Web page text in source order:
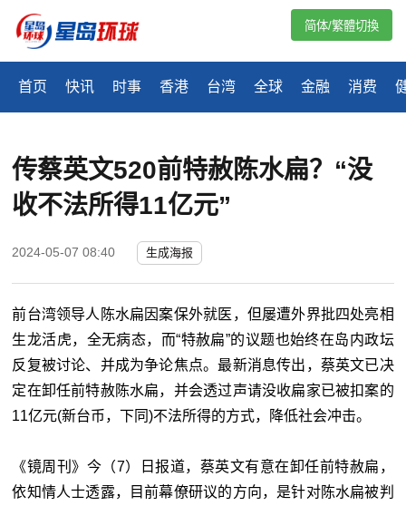
首页 快讯 时事 香港 台湾 全球 金融 消费
简体/繁體切換
传蔡英文520前特赦陈水扁？“没
收不法所得11亿元”
2024-05-07 08:40 生成海报
前台湾领导人陈水扁因案保外就医，但屡遭外界批四处亮相
生龙活虎，全无病态，而“特赦扁”的议题也始终在岛内政坛
反复被讨论、并成为争论焦点。最新消息传出，蔡英文已决
定在卸任前特赦陈水扁，并会透过声请没收扁家已被扣案的
11亿元(新台币，下同)不法所得的方式，降低社会冲击。
《镜周刊》今（7）日报道，蔡英文有意在卸任前特赦扁，
依知情人士透露，目前幕僚研议的方向，是针对陈水扁被判